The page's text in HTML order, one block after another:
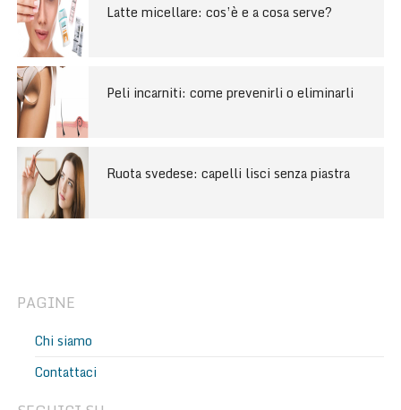
Latte micellare: cos’è e a cosa serve?
Peli incarniti: come prevenirli o eliminarli
Ruota svedese: capelli lisci senza piastra
PAGINE
Chi siamo
Contattaci